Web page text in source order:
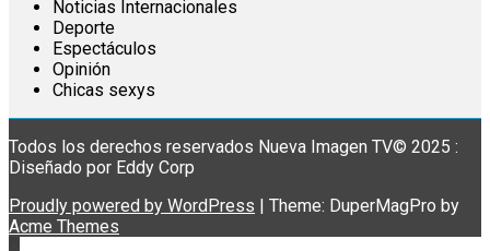
Noticias Internacionales
Deporte
Espectáculos
Opinión
Chicas sexys
Todos los derechos reservados Nueva Imagen TV© 2025 :
Diseñado por Eddy Corp
Proudly powered by WordPress
Theme: DuperMagPro by
Acme Themes